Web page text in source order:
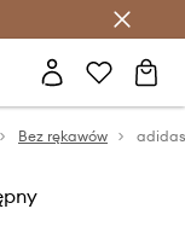
Bez rękawów